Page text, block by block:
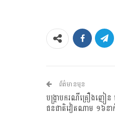
ព័ត៌មានមុន
បង្ក្រាបករណីគ្រឿងញៀ
ជនជាតិវៀតណាម ១៦នា